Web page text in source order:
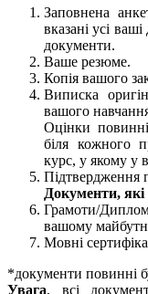
Заповнена
вказані усі
документи.
Ваше резюме.
Копія вашого
Виписка
вашого
Оцінки
біля кожного
курс, у якому у
Підтвердження
Документи,
Грамоти/
вашому
Мовні
*документи повинні
Увага, всі